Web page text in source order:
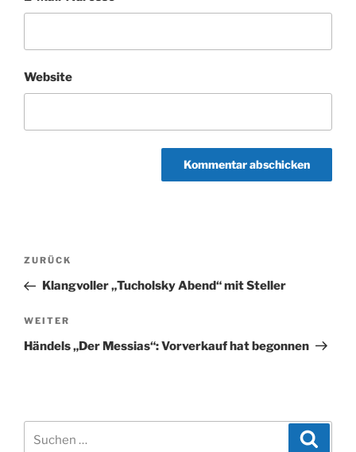
Website
Beitragsnavigation
Vorheriger
Beitrag
ZURÜCK
Klangvoller „Tucholsky Abend“ mit Steller
Nächster
Beitrag
WEITER
Händels „Der Messias“: Vorverkauf hat begonnen
nach: